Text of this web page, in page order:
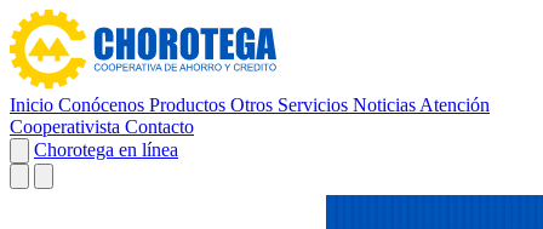
Inicio Conócenos Productos Otros Servicios Noticias Atención
Cooperativista Contacto
Chorotega en línea